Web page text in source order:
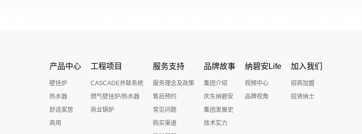
产品中心
壁挂炉
热水器
舒适家居
商用
工程项目
CASCADE并联系统
燃气壁挂炉/热水器
商业锅炉
服务支持
服务理念及政策
售后预约
常见问题
购买渠道
品牌故事
集团介绍
庆东纳碧安
集团发展史
技术实力
纳碧安Life
视频中心
品牌视角
加入我们
招商加盟
招贤纳士